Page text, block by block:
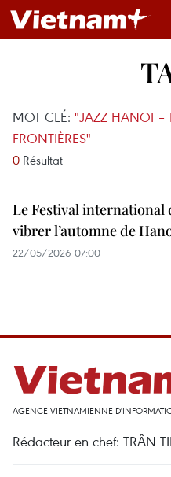
MOT CLÉ: "JAZZ HANOI –
FRONTIÈRES"
0 Résultat
Le Festival international
vibrer l’automne de
22/05/2026 07:00
AGENCE VIETNAMIENNE
Rédacteur en chef: TRÂN